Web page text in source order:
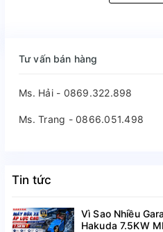
Tư vấn bán hàng
Ms. Hải - 0869.322.898
Ms. Trang - 0866.051.498
Tin tức
Vì Sao Nhiều
Hakuda 7.5KW